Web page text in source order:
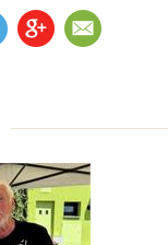
GP EM